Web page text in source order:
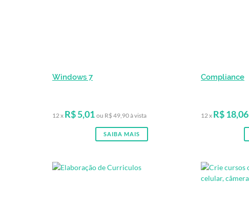
Windows 7
12 x R$ 5,01 ou R$ 49,90 à vista
SAIBA MAIS
Compliance
12 x R$ 18,06